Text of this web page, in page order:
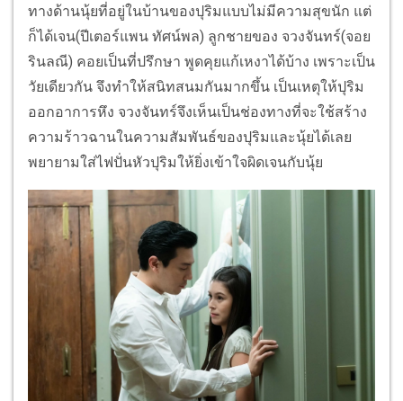
ทางด้านนุ้ยที่อยู่ในบ้านของปุริมแบบไม่มีความสุขนัก แต่
ก็ได้เจน(ปีเตอร์แพน ทัศน์พล) ลูกชายของ จวงจันทร์(จอย
รินลณี) คอยเป็นที่ปรึกษา พูดคุยแก้เหงาได้บ้าง เพราะเป็น
วัยเดียวกัน จึงทำให้สนิทสนมกันมากขึ้น เป็นเหตุให้ปุริม
ออกอาการหึง จวงจันทร์จึงเห็นเป็นช่องทางที่จะใช้สร้าง
ความร้าวฉานในความสัมพันธ์ของปุริมและนุ้ยได้เลย
พยายามใส่ไฟปั่นหัวปุริมให้ยิ่งเข้าใจผิดเจนกับนุ้ย